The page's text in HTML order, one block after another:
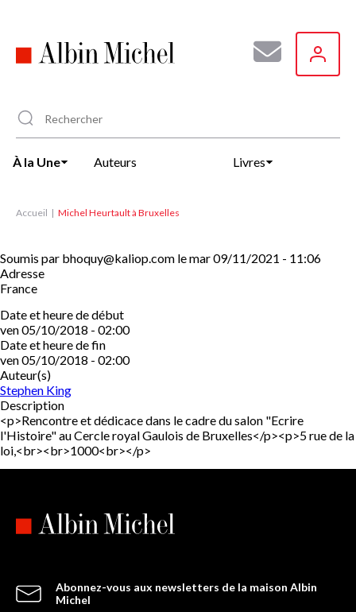
principal
À la Une Auteurs Livres
Accueil Michel Heurtault à Bruxelles
Soumis par bhoquy@kaliop.com lemar 09/11/2021 - 11:06
Adresse
France
Date et heure de début
ven 05/10/2018 - 02:00
Date et heure de fin
ven 05/10/2018 - 02:00
Auteur(s)
Stephen King
Description
<p>Rencontre et dédicace dans le cadre du salon "Ecrire
l'Histoire" au Cercle royal Gaulois de Bruxelles</p><p>5 rue de la
loi,<br><br>1000<br></p>
Abonnez-vous aux newsletters de la maison Albin
Michel